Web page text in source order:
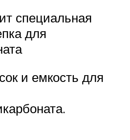
специальная
для
и емкость для